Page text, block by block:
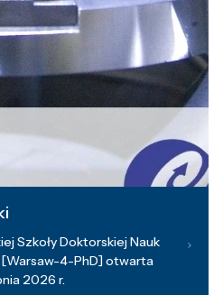
Szkoły Doktorskiej Nauk
[Warsaw-4-PhD] otwarta
2026 r.